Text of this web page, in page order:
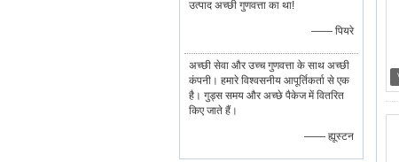
उत्पाद अच्छी गुणवत्ता का था!
—— पियरे
अच्छी सेवा और उच्च गुणवत्ता के साथ अच्छी
कंपनी। हमारे विश्वसनीय आपूर्तिकर्ता से एक
है। गुड्स समय और अच्छे पैकेज में वितरित
किए जाते हैं।
—— ह्यूस्टन